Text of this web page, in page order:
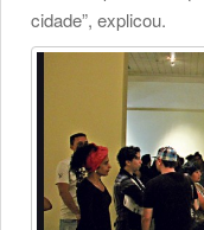
cidade”, explicou.